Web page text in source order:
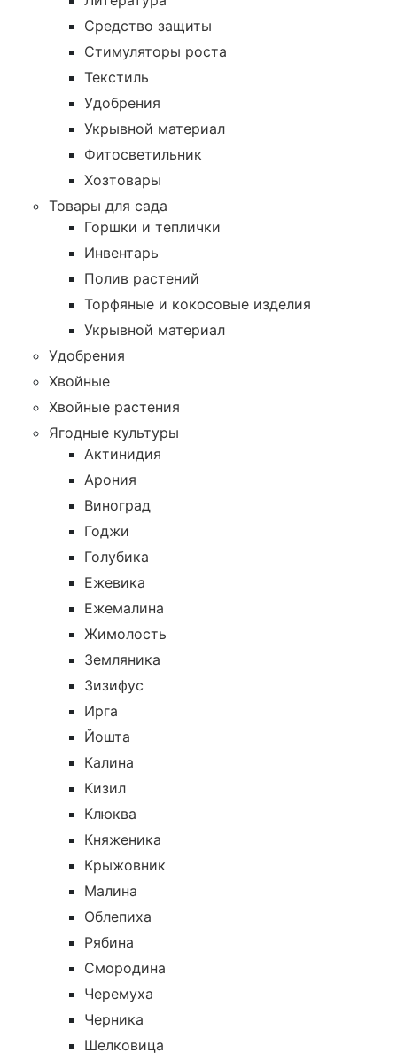
Средство защиты
Стимуляторы роста
Текстиль
Удобрения
Укрывной материал
Фитосветильник
Хозтовары
Товары для сада
Горшки и теплички
Инвентарь
Полив растений
Торфяные и кокосовые изделия
Укрывной материал
Удобрения
Хвойные
Хвойные растения
Ягодные культуры
Актинидия
Арония
Виноград
Годжи
Голубика
Ежевика
Ежемалина
Жимолость
Земляника
Зизифус
Ирга
Йошта
Калина
Кизил
Клюква
Княженика
Крыжовник
Малина
Облепиха
Рябина
Смородина
Черемуха
Черника
Шелковица